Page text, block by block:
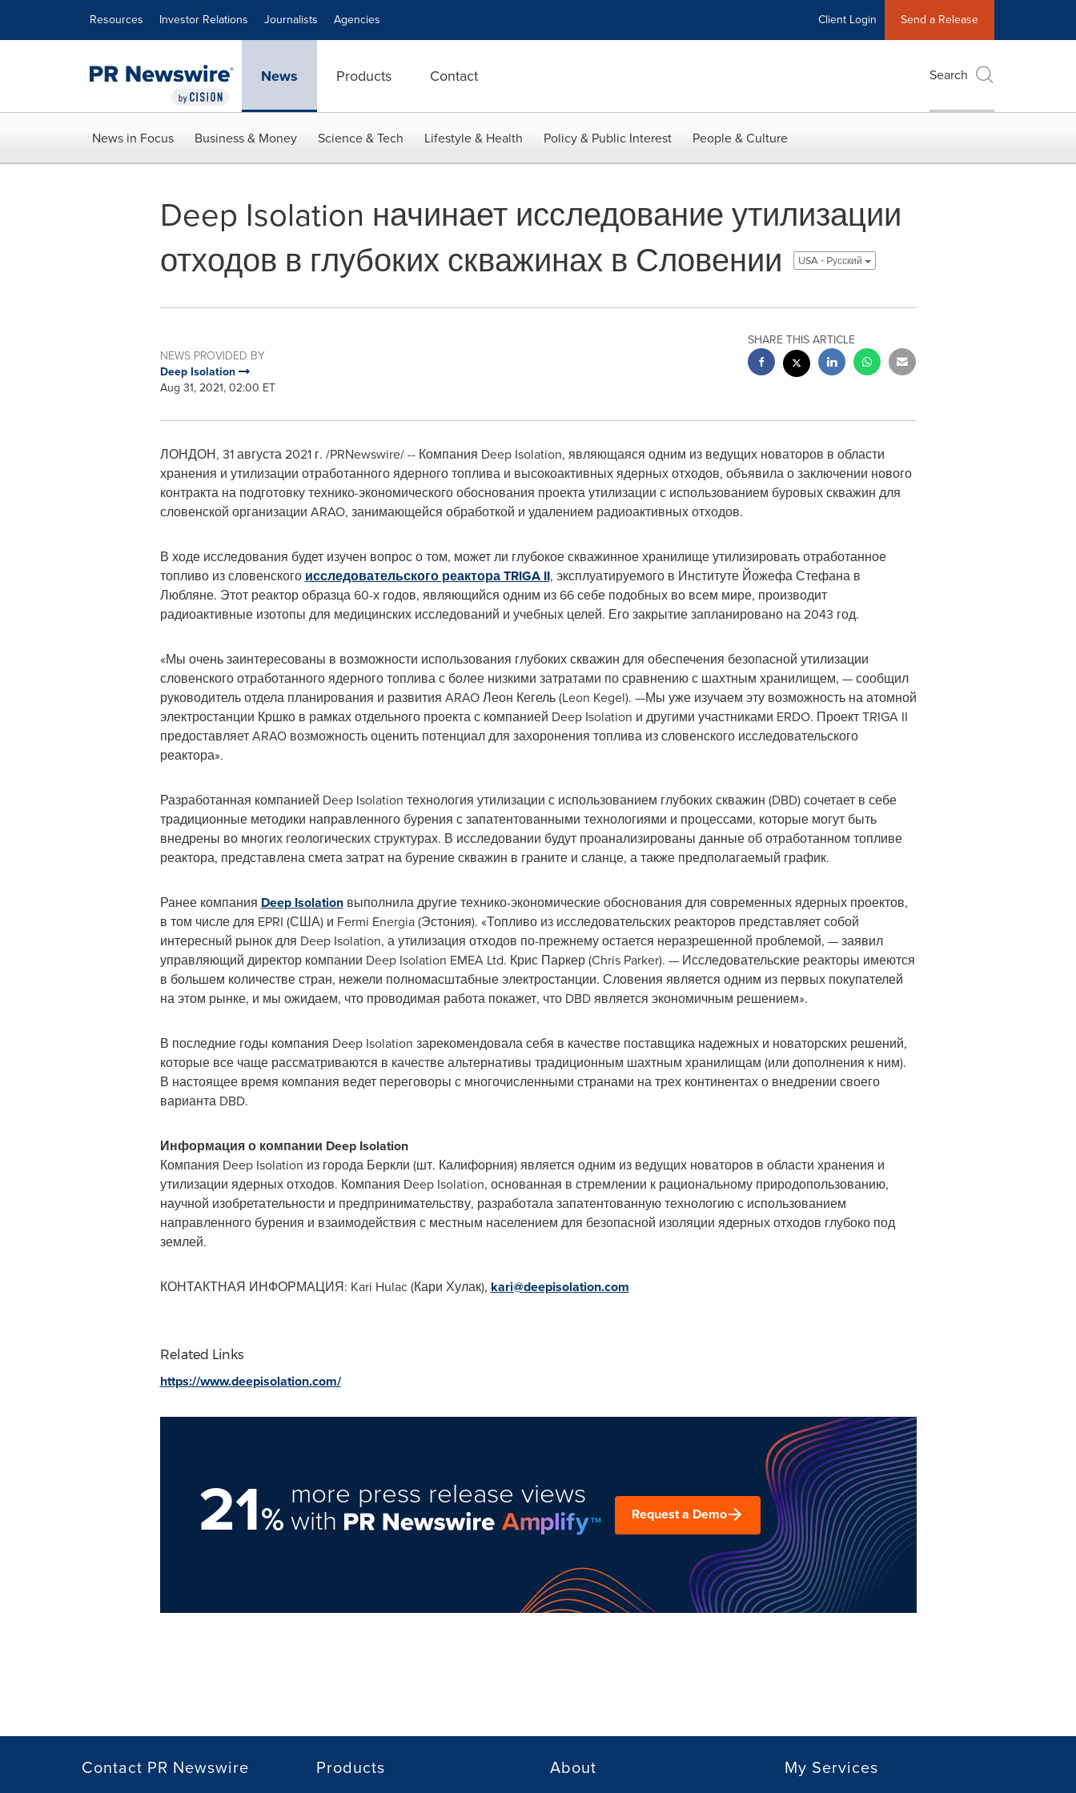
Resources Investor Relations Journalists Agencies Client Login Send a Release
News Products Contact Search
News in Focus Business & Money Science & Tech Lifestyle & Health Policy & Public Interest People & Culture
Deep Isolation начинает исследование утилизации
отходов в глубоких скважинах в Словении
USA - Pусский
NEWS PROVIDED BY
Deep Isolation
Aug 31, 2021, 02:00 ET
SHARE THIS ARTICLE
ЛОНДОН, 31 августа 2021 г. /PRNewswire/ -- Компания Deep Isolation, являющаяся одним из ведущих новаторов в области
хранения и утилизации отработанного ядерного топлива и высокоактивных ядерных отходов, объявила о заключении нового
контракта на подготовку технико-экономического обоснования проекта утилизации с использованием буровых скважин для
словенской организации ARAO, занимающейся обработкой и удалением радиоактивных отходов.
В ходе исследования будет изучен вопрос о том, может ли глубокое скважинное хранилище утилизировать отработанное
топливо из словенского исследовательского реактора TRIGA II, эксплуатируемого в Институте Йожефа Стефана в
Любляне. Этот реактор образца 60-х годов, являющийся одним из 66 себе подобных во всем мире, производит
радиоактивные изотопы для медицинских исследований и учебных целей. Его закрытие запланировано на 2043 год.
«Мы очень заинтересованы в возможности использования глубоких скважин для обеспечения безопасной утилизации
словенского отработанного ядерного топлива с более низкими затратами по сравнению с шахтным хранилищем, — сообщил
руководитель отдела планирования и развития ARAO Леон Кегель (Leon Kegel). —Мы уже изучаем эту возможность на атомной
электростанции Кршко в рамках отдельного проекта с компанией Deep Isolation и другими участниками ERDO. Проект TRIGA II
предоставляет ARAO возможность оценить потенциал для захоронения топлива из словенского исследовательского
реактора».
Разработанная компанией Deep Isolation технология утилизации с использованием глубоких скважин (DBD) сочетает в себе
традиционные методики направленного бурения с запатентованными технологиями и процессами, которые могут быть
внедрены во многих геологических структурах. В исследовании будут проанализированы данные об отработанном топливе
реактора, представлена смета затрат на бурение скважин в граните и сланце, а также предполагаемый график.
Ранее компания Deep Isolationвыполнила другие технико-экономические обоснования для современных ядерных проектов,
в том числе для EPRI (США) и Fermi Energia (Эстония). «Топливо из исследовательских реакторов представляет собой
интересный рынок для Deep Isolation, а утилизация отходов по-прежнему остается неразрешенной проблемой, — заявил
управляющий директор компании Deep Isolation EMEA Ltd. Крис Паркер (Chris Parker). — Исследовательские реакторы имеются
в большем количестве стран, нежели полномасштабные электростанции. Словения является одним из первых покупателей
на этом рынке, и мы ожидаем, что проводимая работа покажет, что DBD является экономичным решением».
В последние годы компания Deep Isolation зарекомендовала себя в качестве поставщика надежных и новаторских решений,
которые все чаще рассматриваются в качестве альтернативы традиционным шахтным хранилищам (или дополнения к ним).
В настоящее время компания ведет переговоры с многочисленными странами на трех континентах о внедрении своего
варианта DBD.
Информация о компании Deep Isolation
Компания Deep Isolation из города Беркли (шт. Калифорния) является одним из ведущих новаторов в области хранения и
утилизации ядерных отходов. Компания Deep Isolation, основанная в стремлении к рациональному природопользованию,
научной изобретательности и предпринимательству, разработала запатентованную технологию с использованием
направленного бурения и взаимодействия с местным населением для безопасной изоляции ядерных отходов глубоко под
землей.
КОНТАКТНАЯ ИНФОРМАЦИЯ: Kari Hulac(Кари Хулак), kari@deepisolation.com
Related Links
https://www.deepisolation.com/
21%
more press release views
with Request a Demo
Contact PR Newswire Products About My Services